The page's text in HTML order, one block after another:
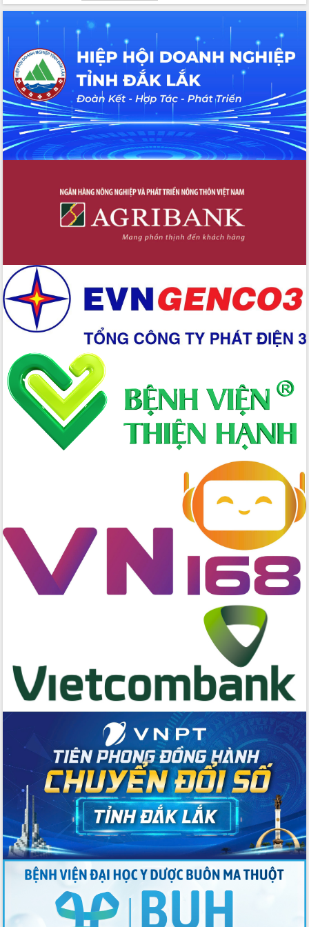
Bầu cử Quốc hội và HĐND: Cử tri Đắk
Lắk gửi gắm niềm tin, kỳ vọng vào lá
Đắk Lắk sẵn sàng các điều kiện cho
Ngày hội bầu cử đại biểu Quốc hội
khóa XVI và HĐND các cấp nhiệm kỳ
2026-2031
Đảm bảo cuộc bầu cử đại biểu Quốc
hội và đại biểu HĐND các cấp diễn ra
an toàn, hiệu quả, đúng quy định
Thủ tướng Chính phủ Phạm Minh Chính
Sôi nổi Hội đua ngựa truyền thống Gò
Thì Thùng mừng Xuân Bính Ngọ 2026
Lãnh đạo tỉnh dâng hương tưởng niệm
Ngành nông nghiệp phấn đấu tăng
trưởng đạt 5,86% trong năm 2026
UBND tỉnh Đắk Lắk triển khai công tác
quốc phòng, quân sự địa phương năm
2026
Đắk Lắk tập trung toàn lực khắc phục
tồn tại IUU, sẵn sàng làm việc với
Đoàn thanh tra EC
Chủ tịch UBND tỉnh Tạ Anh Tuấn thăm,
chúc mừng các bệnh viện nhân Ngày
Thầy thuốc Việt Nam
Rộn ràng lễ hội truyền thống Sông
nước Đà Nông lần thứ I năm 2026
cử đại biểu Quốc hội khoá XVI và đại
biểu HĐND tỉnh Đắk Lắk, nhiệm kỳ
2026-2031
Phát động hai phong trào thi đua quan
trọng trong kỷ nguyên mới
Phó Thủ tướng Hồ Quốc Dũng đánh giá
cao kết quả Chiến dịch Quang Trung
tại Đắk Lắk
Hội nghị Ban Chấp hành Đảng bộ tỉnh
Đắk Lắk lần thứ 2 (mở rộng)
Tập trung giải phóng mặt bằng, đẩy
nhanh tiến độ Tuyến đường bộ ven
biển
Gỡ khó, khởi công xây dựng, sửa chữa
toàn bộ nhà ở cho hộ dân đúng tiến độ
đề ra
UBND tỉnh Đắk Lắk tổng kết công tác
quốc phòng, quân sự địa phương năm
2025
Tập trung triển khai quyết liệt, đồng bộ
các giải pháp nhằm thực hiện hiệu quả
các nhiệm vụ đề ra năm 2025
Phát huy vai trò của người có uy tín